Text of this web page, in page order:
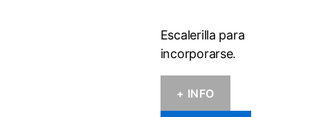
Escalerilla para
incorporarse.
+ INFO